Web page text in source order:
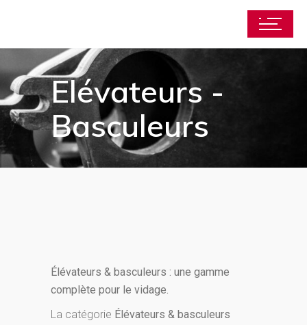
Elévateurs -
Basculeurs
Élévateurs & basculeurs : une gamme
complète pour le vidage.
La catégorie Élévateurs & basculeurs